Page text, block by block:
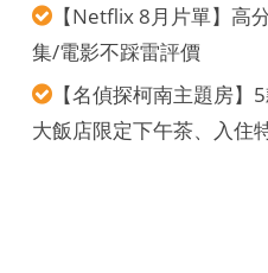
【Netflix 8月片單】高
集/電影不踩雷評價
【名偵探柯南主題房
大飯店限定下午茶、入住